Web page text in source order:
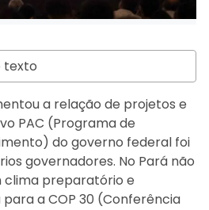
texto
a relação de projetos e
PAC (Programa de
do governo federal foi
governadores. No Pará não
clima preparatório e
a COP 30 (Conferência